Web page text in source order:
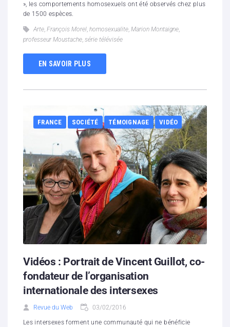
», les comportements homosexuels ont été observés chez plus
de 1500 espèces.
Arte, François Morel, homosexualite, Marion Montaigne,
professeur Moustache, série télévisée
EN SAVOIR PLUS
FRANCE SOCIÉTÉ TÉMOIGNAGE VIDÉO
Vidéos : Portrait de Vincent Guillot, co-
fondateur de l’organisation
internationale des intersexes
Revue du Web 03/02/2016
Les intersexes forment une communauté qui ne bénéficie